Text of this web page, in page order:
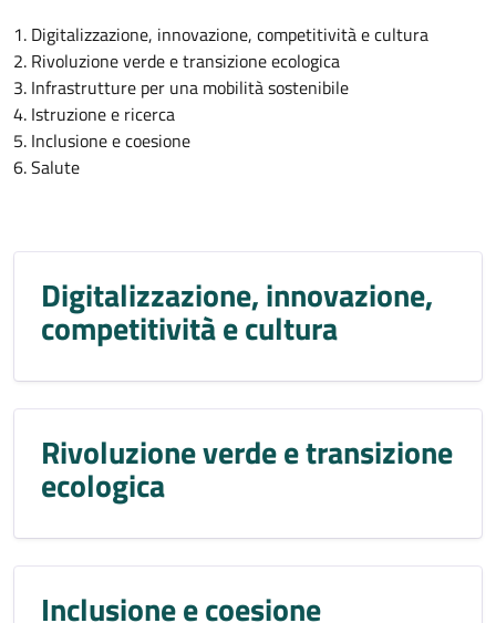
1. Digitalizzazione, innovazione, competitività e cultura
2. Rivoluzione verde e transizione ecologica
3. Infrastrutture per una mobilità sostenibile
4. Istruzione e ricerca
5. Inclusione e coesione
6. Salute
Digitalizzazione, innovazione,
competitività e cultura
Rivoluzione verde e transizione
ecologica
Inclusione e coesione